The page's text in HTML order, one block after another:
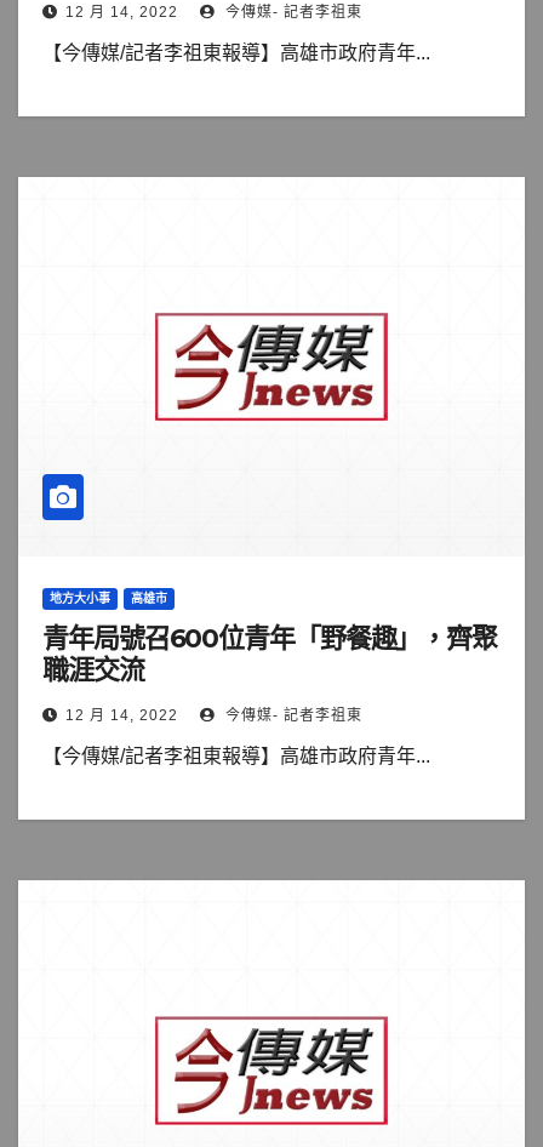
12 月 14, 2022 今傳媒- 記者李祖東
【今傳媒/記者李祖東報導】高雄市政府青年...
地方大小事 高雄市
青年局號召600位青年「野餐趣」，齊聚
職涯交流
12 月 14, 2022 今傳媒- 記者李祖東
【今傳媒/記者李祖東報導】高雄市政府青年...